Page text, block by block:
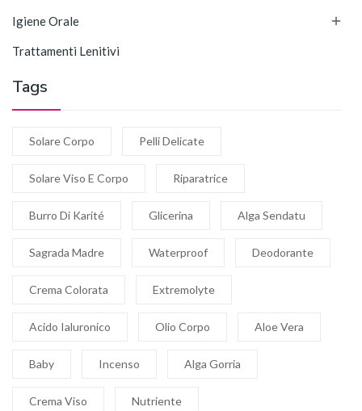
Igiene Orale 
Trattamenti Lenitivi
Tags
Solare Corpo Pelli Delicate
Solare Viso E Corpo Riparatrice
Burro Di Karité Glicerina Alga Sendatu
Sagrada Madre Waterproof Deodorante
Crema Colorata Extremolyte
Acido Ialuronico Olio Corpo Aloe Vera
Baby Incenso Alga Gorria
Crema Viso Nutriente